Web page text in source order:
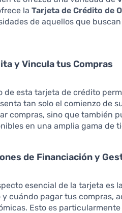
laTarjeta de Crédito de
de aquellos que
y Vincula tus Compras
de esta tarjeta de crédito
tan solo el comienzo de
compras, sino que también
en una amplia gama de
de Financiación y
esencial de la tarjeta es
y cuándo pagar tus compras,
Esto es